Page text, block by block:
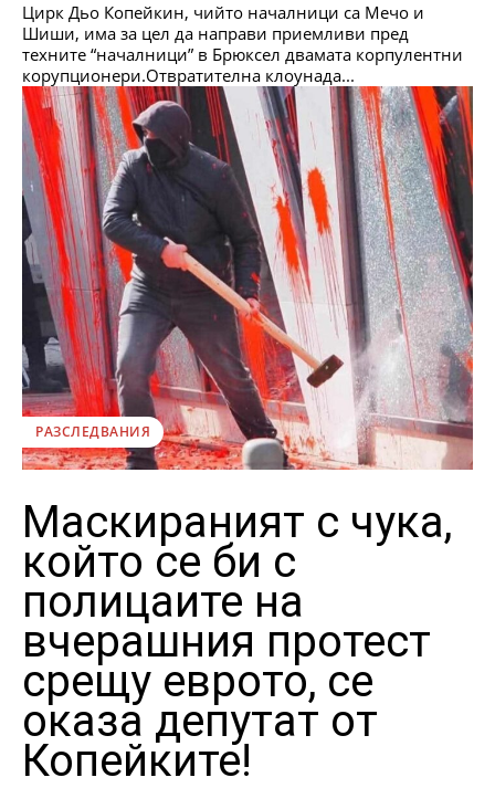
Цирк Дьо Копейкин, чийто началници са Мечо и
Шиши, има за цел да направи приемливи пред
техните “началници” в Брюксел двамата корпулентни
корупционери.Отвратителна клоунада...
РАЗСЛЕДВАНИЯ
Маскираният с чука,
който се би с
полицаите на
вчерашния протест
срещу еврото, се
оказа депутат от
Копейките!